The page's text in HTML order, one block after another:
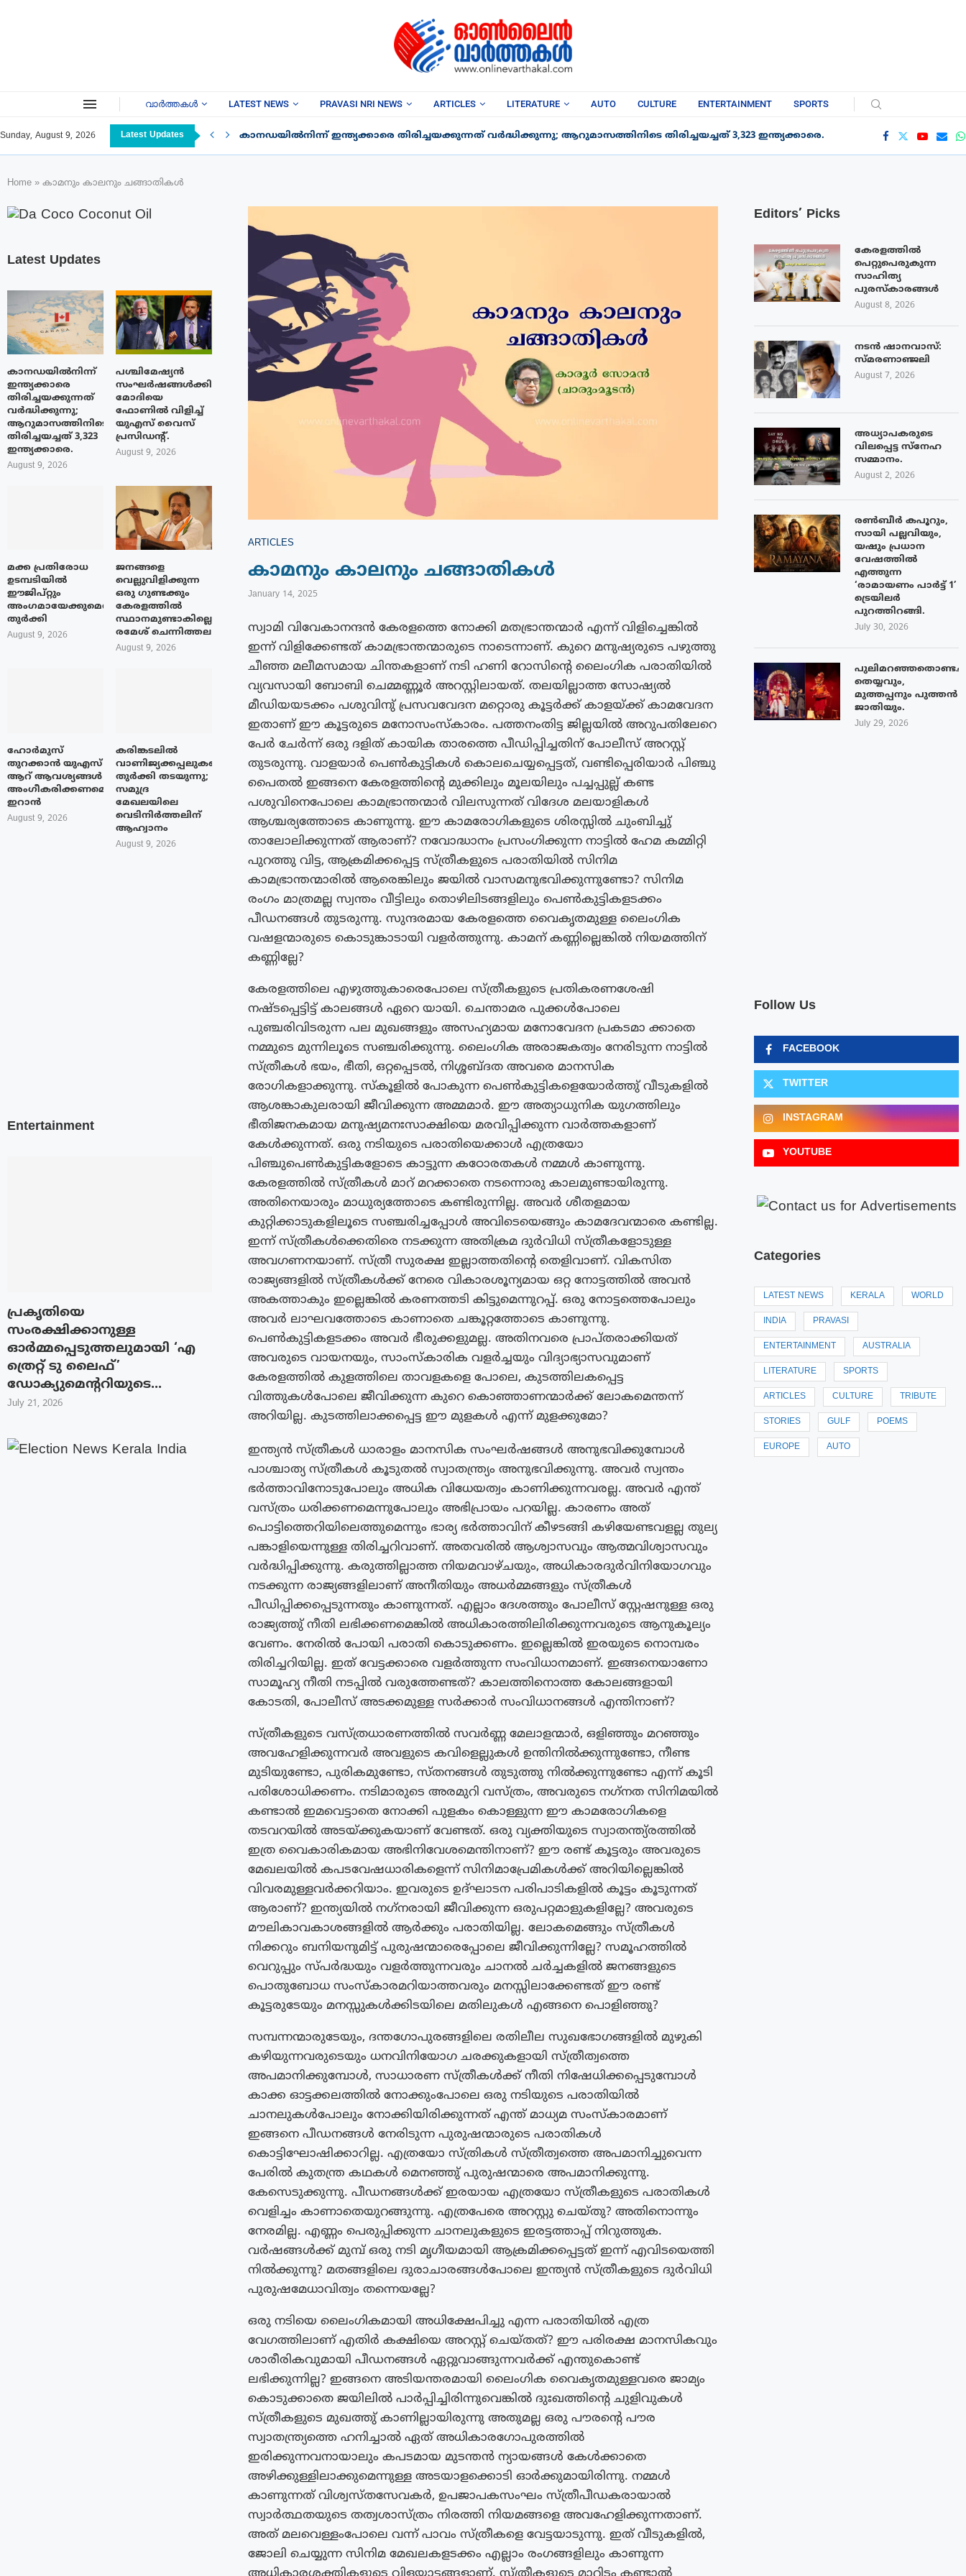
വാർത്തകൾ LATEST NEWS PRAVASI NRI NEWS ARTICLES LITERATURE AUTO CULTURE ENTERTAINMENT SPORTS
Sunday, August 9, 2026 Latest Updates കാനഡയിൽനിന്ന് ഇന്ത്യക്കാരെ തിരിച്ചയക്കുന്നത് വർദ്ധിക്കുന്നു; ആറുമാസത്തിനിടെ തിരിച്ചയച്ചത് 3,323 ഇന്ത്യക്കാരെ.
Home » കാമനും കാലനും ചങ്ങാതികൾ
ARTICLES
കാമനും കാലനും ചങ്ങാതികൾ
January 14, 2025
സ്വാമി വിവേകാനന്ദൻ കേരളത്തെ നോക്കി മതഭ്രാന്തന്മാർ എന്ന് വിളിച്ചെങ്കിൽ
ഇന്ന് വിളിക്കേണ്ടത് കാമഭ്രാന്തന്മാരുടെ നാടെന്നാണ്. കുറെ മനുഷ്യരുടെ പഴുത്തു
ചീഞ്ഞ മലീമസമായ ചിന്തകളാണ് നടി ഹണി റോസിന്റെ ലൈംഗിക പരാതിയിൽ
വ്യവസായി ബോബി ചെമ്മണ്ണൂർ അറസ്റ്റിലായത്. തലയില്ലാത്ത സോഷ്യൽ
മീഡിയയടക്കം പശുവിനു് പ്രസവവേദന മറ്റൊരു കൂട്ടർക്ക് കാളയ്ക്ക് കാമവേദന
ഇതാണ് ഈ കൂട്ടരുടെ മനോസംസ്കാരം. പത്തനംതിട്ട ജില്ലയിൽ അറുപതിലേറെ
പേർ ചേർന്ന് ഒരു ദളിത് കായിക താരത്തെ പീഡിപ്പിച്ചതിന് പോലീസ് അറസ്റ്റ്
തുടരുന്നു. വാളയാർ പെൺകുട്ടികൾ കൊലചെയ്യപ്പെട്ടത്, വണ്ടിപ്പെരിയാർ പിഞ്ചു
പൈതൽ ഇങ്ങനെ കേരളത്തിൻ്റെ മുക്കിലും മൂലയിലും പച്ചപ്പുല്ല് കണ്ട
പശുവിനെപോലെ കാമഭ്രാന്തന്മാർ വിലസുന്നത് വിദേശ മലയാളികൾ
ആശ്ചര്യത്തോടെ കാണുന്നു. ഈ കാമരോഗികളുടെ ശിരസ്സിൽ ചുംബിച്ചു്
താലോലിക്കുന്നത് ആരാണ്? നവോദ്ധാനം പ്രസംഗിക്കുന്ന നാട്ടിൽ ഹേമ കമ്മിറ്റി
പുറത്തു വിട്ട, ആക്രമിക്കപ്പെട്ട സ്ത്രീകളുടെ പരാതിയിൽ സിനിമ
കാമഭ്രാന്തന്മാരിൽ ആരെങ്കിലും ജയിൽ വാസമനുഭവിക്കുന്നുണ്ടോ? സിനിമ
രംഗം മാത്രമല്ല സ്വന്തം വീട്ടിലും തൊഴിലിടങ്ങളിലും പെൺകുട്ടികളടക്കം
പീഡനങ്ങൾ തുടരുന്നു. സുന്ദരമായ കേരളത്തെ വൈകൃതമുള്ള ലൈംഗിക
വഷളന്മാരുടെ കൊടുങ്കാടായി വളർത്തുന്നു. കാമന് കണ്ണില്ലെങ്കിൽ നിയമത്തിന്
കണ്ണില്ലേ?
കേരളത്തിലെ എഴുത്തുകാരെപോലെ സ്ത്രീകളുടെ പ്രതികരണശേഷി
നഷ്ടപ്പെട്ടിട്ട് കാലങ്ങൾ ഏറെ യായി. ചെന്താമര പുക്കൾപോലെ
പുഞ്ചരിവിടരുന്ന പല മുഖങ്ങളും അസഹ്യമായ മനോവേദന പ്രകടമാ ക്കാതെ
നമ്മുടെ മുന്നിലൂടെ സഞ്ചരിക്കുന്നു. ലൈംഗിക അരാജകത്വം നേരിടുന്ന നാട്ടിൽ
സ്ത്രീകൾ ഭയം, ഭീതി, ഒറ്റപ്പെടൽ, നിശ്ശബ്ദത അവരെ മാനസിക
രോഗികളാക്കുന്നു. സ്‌കൂളിൽ പോകുന്ന പെൺകുട്ടികളെയോർത്തു് വീടുകളിൽ
ആശങ്കാകുലരായി ജീവിക്കുന്ന അമ്മമാർ. ഈ അത്യാധുനിക യുഗത്തിലും
ഭീതിജനകമായ മനുഷ്യമനഃസാക്ഷിയെ മരവിപ്പിക്കുന്ന വാർത്തകളാണ്
കേൾക്കുന്നത്. ഒരു നടിയുടെ പരാതിയെക്കാൾ എത്രയോ
പിഞ്ചുപെൺകുട്ടികളോടെ കാട്ടുന്ന കഠോരതകൾ നമ്മൾ കാണുന്നു.
കേരളത്തിൽ സ്ത്രീകൾ മാറ് മറക്കാതെ നടന്നൊരു കാലമുണ്ടായിരുന്നു.
അതിനെയാരും മാധുര്യത്തോടെ കണ്ടിരുന്നില്ല. അവർ ശീതളമായ
കുറ്റിക്കാടുകളിലൂടെ സഞ്ചരിച്ചപ്പോൾ അവിടെയെങ്ങും കാമദേവന്മാരെ കണ്ടില്ല.
ഇന്ന് സ്ത്രീകൾക്കെതിരെ നടക്കുന്ന അതിക്രമ ദുർവിധി സ്ത്രീകളോടുള്ള
അവഗണനയാണ്. സ്ത്രീ സുരക്ഷ ഇല്ലാത്തതിന്റെ തെളിവാണ്. വികസിത
രാജ്യങ്ങളിൽ സ്ത്രീകൾക്ക് നേരെ വികാരശൂന്യമായ ഒറ്റ നോട്ടത്തിൽ അവൻ
അകത്താകും ഇല്ലെങ്കിൽ കരണത്തടി കിട്ടുമെന്നുറപ്പ്. ഒരു നോട്ടത്തെപോലും
അവർ ലാഘവത്തോടെ കാണാതെ ചങ്കൂറ്റത്തോടെ കാണുന്നു.
പെൺകുട്ടികളടക്കം അവർ ഭീരുക്കളുമല്ല. അതിനവരെ പ്രാപ്‌തരാക്കിയത്
അവരുടെ വായനയും, സാംസ്‌കാരിക വളർച്ചയും വിദ്യാഭ്യാസവുമാണ്
കേരളത്തിൽ കുളത്തിലെ താവളകളെ പോലെ, കുടത്തിലകപ്പെട്ട
വിത്തുകൾപോലെ ജീവിക്കുന്ന കുറെ കൊഞ്ഞാണന്മാർക്ക് ലോകമെന്തന്ന്
അറിയില്ല. കുടത്തിലാക്കപ്പെട്ട ഈ മുളകൾ എന്ന് മുളക്കുമോ?
ഇന്ത്യൻ സ്ത്രീകൾ ധാരാളം മാനസിക സംഘർഷങ്ങൾ അനുഭവിക്കുമ്പോൾ
പാശ്ചാത്യ സ്ത്രീകൾ കൂടുതൽ സ്വാതന്ത്ര്യം അനുഭവിക്കുന്നു. അവർ സ്വന്തം
ഭർത്താവിനോടുപോലും അധിക വിധേയത്വം കാണിക്കുന്നവരല്ല. അവർ എന്ത്
വസ്ത്രം ധരിക്കണമെന്നുപോലും അഭിപ്രായം പറയില്ല. കാരണം അത്
പൊട്ടിത്തെറിയിലെത്തുമെന്നും ഭാര്യ ഭർത്താവിന് കീഴടങ്ങി കഴിയേണ്ടവളല്ല തുല്യ
പങ്കാളിയെന്നുള്ള തിരിച്ചറിവാണ്. അതവരിൽ ആശ്വാസവും ആത്മവിശ്വാസവും
വർദ്ധിപ്പിക്കുന്നു. കരുത്തില്ലാത്ത നിയമവാഴ്‌ചയും, അധികാരദുർവിനിയോഗവും
നടക്കുന്ന രാജ്യങ്ങളിലാണ് അനീതിയും അധർമ്മങ്ങളും സ്ത്രീകൾ
പീഡിപ്പിക്കപ്പെടുന്നതും കാണുന്നത്. എല്ലാം ദേശത്തും പോലീസ് സ്റ്റേഷനുള്ള ഒരു
രാജ്യത്തു് നീതി ലഭിക്കണമെങ്കിൽ അധികാരത്തിലിരിക്കുന്നവരുടെ ആനുകൂല്യം
വേണം. നേരിൽ പോയി പരാതി കൊടുക്കണം. ഇല്ലെങ്കിൽ ഇരയുടെ നൊമ്പരം
തിരിച്ചറിയില്ല. ഇത് വേട്ടക്കാരെ വളർത്തുന്ന സംവിധാനമാണ്. ഇങ്ങനെയാണോ
സാമൂഹ്യ നീതി നടപ്പിൽ വരുത്തേണ്ടത്? കാലത്തിനൊത്ത കോലങ്ങളായി
കോടതി, പോലീസ് അടക്കമുള്ള സർക്കാർ സംവിധാനങ്ങൾ എന്തിനാണ്?
സ്ത്രീകളുടെ വസ്ത്രധാരണത്തിൽ സവർണ്ണ മേലാളന്മാർ, ഒളിഞ്ഞും മറഞ്ഞും
അവഹേളിക്കുന്നവർ അവളുടെ കവിളെല്ലുകൾ ഉന്തിനിൽക്കുന്നുണ്ടോ, നീണ്ട
മുടിയുണ്ടോ, പുരികമുണ്ടോ, സ്‌തനങ്ങൾ തുടുത്തു നിൽക്കുന്നുണ്ടോ എന്ന് കൂടി
പരിശോധിക്കണം. നടിമാരുടെ അരമുറി വസ്ത്രം, അവരുടെ നഗ്‌നത സിനിമയിൽ
കണ്ടാൽ ഇമവെട്ടാതെ നോക്കി പുളകം കൊള്ളുന്ന ഈ കാമരോഗികളെ
തടവറയിൽ അടയ്ക്കുകയാണ് വേണ്ടത്. ഒരു വ്യക്തിയുടെ സ്വാതന്ത്യ്രത്തിൽ
ഇത്ര വൈകാരികമായ അഭിനിവേശമെന്തിനാണ്? ഈ രണ്ട് കൂട്ടരും അവരുടെ
മേഖലയിൽ കപടവേഷധാരികളെന്ന് സിനിമാപ്രേമികൾക്ക് അറിയില്ലെങ്കിൽ
വിവരമുള്ളവർക്കറിയാം. ഇവരുടെ ഉദ്ഘാടന പരിപാടികളിൽ കൂട്ടം കൂടുന്നത്
ആരാണ്? ഇന്ത്യയിൽ നഗ്‌നരായി ജീവിക്കുന്ന ഒരുപറ്റമാളുകളില്ലേ? അവരുടെ
മൗലികാവകാശങ്ങളിൽ ആർക്കും പരാതിയില്ല. ലോകമെങ്ങും സ്ത്രീകൾ
നിക്കറും ബനിയനുമിട്ട് പുരുഷന്മാരെപ്പോലെ ജീവിക്കുന്നില്ലേ? സമൂഹത്തിൽ
വെറുപ്പും സ്‌പർദ്ധയും വളർത്തുന്നവരും ചാനൽ ചർച്ചകളിൽ ജനങ്ങളുടെ
പൊതുബോധ സംസ്‌കാരമറിയാത്തവരും മനസ്സിലാക്കേണ്ടത് ഈ രണ്ട്
കൂട്ടരുടേയും മനസ്സുകൾക്കിടയിലെ മതിലുകൾ എങ്ങനെ പൊളിഞ്ഞു?
സമ്പന്നന്മാരുടേയും, ദന്തഗോപുരങ്ങളിലെ രതിലീല സുഖഭോഗങ്ങളിൽ മുഴുകി
കഴിയുന്നവരുടെയും ധനവിനിയോഗ ചരക്കുകളായി സ്ത്രീത്വത്തെ
അപമാനിക്കുമ്പോൾ, സാധാരണ സ്ത്രീകൾക്ക് നീതി നിഷേധിക്കപ്പെടുമ്പോൾ
കാക്ക ഓട്ടക്കലത്തിൽ നോക്കുംപോലെ ഒരു നടിയുടെ പരാതിയിൽ
ചാനലുകൾപോലും നോക്കിയിരിക്കുന്നത് എന്ത് മാധ്യമ സംസ്‌കാരമാണ്
ഇങ്ങനെ പീഡനങ്ങൾ നേരിടുന്ന പുരുഷന്മാരുടെ പരാതികൾ
കൊട്ടിഘോഷിക്കാറില്ല. എത്രയോ സ്ത്രികൾ സ്ത്രീത്വത്തെ അപമാനിച്ചുവെന്ന
പേരിൽ കുതന്ത്ര കഥകൾ മെനഞ്ഞു് പുരുഷന്മാരെ അപമാനിക്കുന്നു.
കേസെടുക്കുന്നു. പീഡനങ്ങൾക്ക് ഇരയായ എത്രയോ സ്ത്രീകളുടെ പരാതികൾ
വെളിച്ചം കാണാതെയുറങ്ങുന്നു. എത്രപേരെ അറസ്റ്റു ചെയ്‌തു? അതിനൊന്നും
നേരമില്ല. എണ്ണം പെരുപ്പിക്കുന്ന ചാനലുകളുടെ ഇരട്ടത്താപ്പ് നിറുത്തുക.
വർഷങ്ങൾക്ക് മുമ്പ് ഒരു നടി മൃഗീയമായി ആക്രമിക്കപ്പെട്ടത് ഇന്ന് എവിടയെത്തി
നിൽക്കുന്നു? മതങ്ങളിലെ ദുരാചാരങ്ങൾപോലെ ഇന്ത്യൻ സ്ത്രീകളുടെ ദുർവിധി
പുരുഷമേധാവിത്വം തന്നെയല്ലേ?
ഒരു നടിയെ ലൈംഗികമായി അധിക്ഷേപിച്ചു എന്ന പരാതിയിൽ എത്ര
വേഗത്തിലാണ് എതിർ കക്ഷിയെ അറസ്റ്റ് ചെയ്‌തത്‌? ഈ പരിരക്ഷ മാനസികവും
ശാരീരികവുമായി പീഡനങ്ങൾ ഏറ്റുവാങ്ങുന്നവർക്ക് എന്തുകൊണ്ട്
ലഭിക്കുന്നില്ല? ഇങ്ങനെ അടിയന്തരമായി ലൈംഗിക വൈകൃതമുള്ളവരെ ജാമ്യം
കൊടുക്കാതെ ജയിലിൽ പാർപ്പിച്ചിരിന്നുവെങ്കിൽ ദുഃഖത്തിൻ്റെ ചുളിവുകൾ
സ്ത്രീകളുടെ മുഖത്തു് കാണില്ലായിരുന്നു അതുമല്ല ഒരു പൗരൻ്റെ പൗര
സ്വാതന്ത്ര്യത്തെ ഹനിച്ചാൽ ഏത് അധികാരഗോപുരത്തിൽ
ഇരിക്കുന്നവനായാലും കപടമായ മുടന്തൻ ന്യായങ്ങൾ കേൾക്കാതെ
അഴിക്കുള്ളിലാക്കുമെന്നുള്ള അടയാളക്കൊടി ഓർക്കുമായിരിന്നു. നമ്മൾ
കാണുന്നത് വിശ്വസ്‌തസേവകർ, ഉപജാപകസംഘം സ്ത്രീപീഡകരായാൽ
സ്വാർത്ഥതയുടെ തത്വശാസ്ത്രം നിരത്തി നിയമങ്ങളെ അവഹേളിക്കുന്നതാണ്.
അത് മലവെള്ളംപോലെ വന്ന് പാവം സ്ത്രീകളെ വേട്ടയാടുന്നു. ഇത് വീടുകളിൽ,
ജോലി ചെയ്യുന്ന സിനിമ മേഖലകളടക്കം എല്ലാം രംഗങ്ങളിലും കാണുന്ന
Editors’ Picks
കേരളത്തിൽ
പെറ്റുപെരുകുന്ന
സാഹിത്യ
പുരസ്‌കാരങ്ങൾ
August 8, 2026
നടൻ ഷാനവാസ്:
സ്മരണാഞ്ജലി
August 7, 2026
അധ്യാപകരുടെ
വിലപ്പെട്ട സ്നേഹ
സമ്മാനം.
August 2, 2026
രൺബീർ കപൂറും,
സായി പല്ലവിയും,
യഷും പ്രധാന
വേഷത്തിൽ
എത്തുന്ന
‘രാമായണം പാർട്ട് 1’
ട്രെയിലർ
പുറത്തിറങ്ങി.
July 30, 2026
തെയ്യവും,
മുത്തപ്പനും പുത്തൻ
ജാതിയും.
July 29, 2026
Follow Us
FACEBOOK
TWITTER
INSTAGRAM
YOUTUBE
Categories
LATEST NEWS KERALA WORLD
INDIA PRAVASI
ENTERTAINMENT AUSTRALIA
LITERATURE SPORTS
ARTICLES CULTURE TRIBUTE
STORIES GULF POEMS
EUROPE AUTO
Latest Updates
കാനഡയിൽനിന്ന്
ഇന്ത്യക്കാരെ
തിരിച്ചയക്കുന്നത്
വർദ്ധിക്കുന്നു;
ആറുമാസത്തിനിടെ
തിരിച്ചയച്ചത് 3,323
ഇന്ത്യക്കാരെ.
August 9, 2026
പശ്ചിമേഷ്യന്‍
സംഘര്‍ഷങ്ങള്‍ക്കിടയിൽ
മോദിയെ
ഫോണില്‍ വിളിച്ച്
യുഎസ് വൈസ്
പ്രസിഡന്റ്.
August 9, 2026
മക്ക പ്രതിരോധ
ഉടമ്പടിയിൽ
ഈജിപ്റ്റും
അംഗമായേക്കുമെന്ന്
തുർക്കി
August 9, 2026
ജനങ്ങളെ
വെല്ലുവിളിക്കുന്ന
ഒരു ഗുണ്ടക്കും
കേരളത്തിൽ
സ്ഥാനമുണ്ടാകില്ലെന്ന്
രമേശ് ചെന്നിത്തല
August 9, 2026
ഹോർമുസ്
തുറക്കാൻ യുഎസ്
ആറ് ആവശ്യങ്ങൾ
അംഗീകരിക്കണമെന്ന്
ഇറാൻ
August 9, 2026
കരിങ്കടലിൽ
വാണിജ്യക്കപ്പലുകളെ
തുർക്കി തടയുന്നു;
സമുദ്ര
മേഖലയിലെ
വെടിനിർത്തലിന്
ആഹ്വാനം
August 9, 2026
Entertainment
പ്രകൃതിയെ
സംരക്ഷിക്കാനുള്ള
ഓർമ്മപ്പെടുത്തലുമായി ‘എ
ത്രെറ്റ് ടു ലൈഫ്’
ഡോക്യുമെന്ററിയുടെ...
July 21, 2026